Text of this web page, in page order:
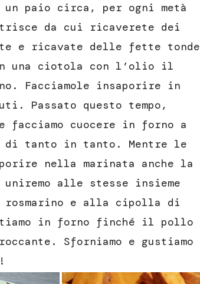
paio circa, per ogni metà
da cui ricaverete dei
e ricavate delle fette tonde
una ciotola con l’olio il
Facciamole insaporire in
Passato questo tempo,
cuocere in forno a
di tanto in tanto. Mentre le
nella marinata anche la
alle stesse insieme
e alla cipolla di
in forno finché il pollo
Sforniamo e gustiamo